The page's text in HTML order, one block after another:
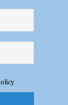
inesistente” –